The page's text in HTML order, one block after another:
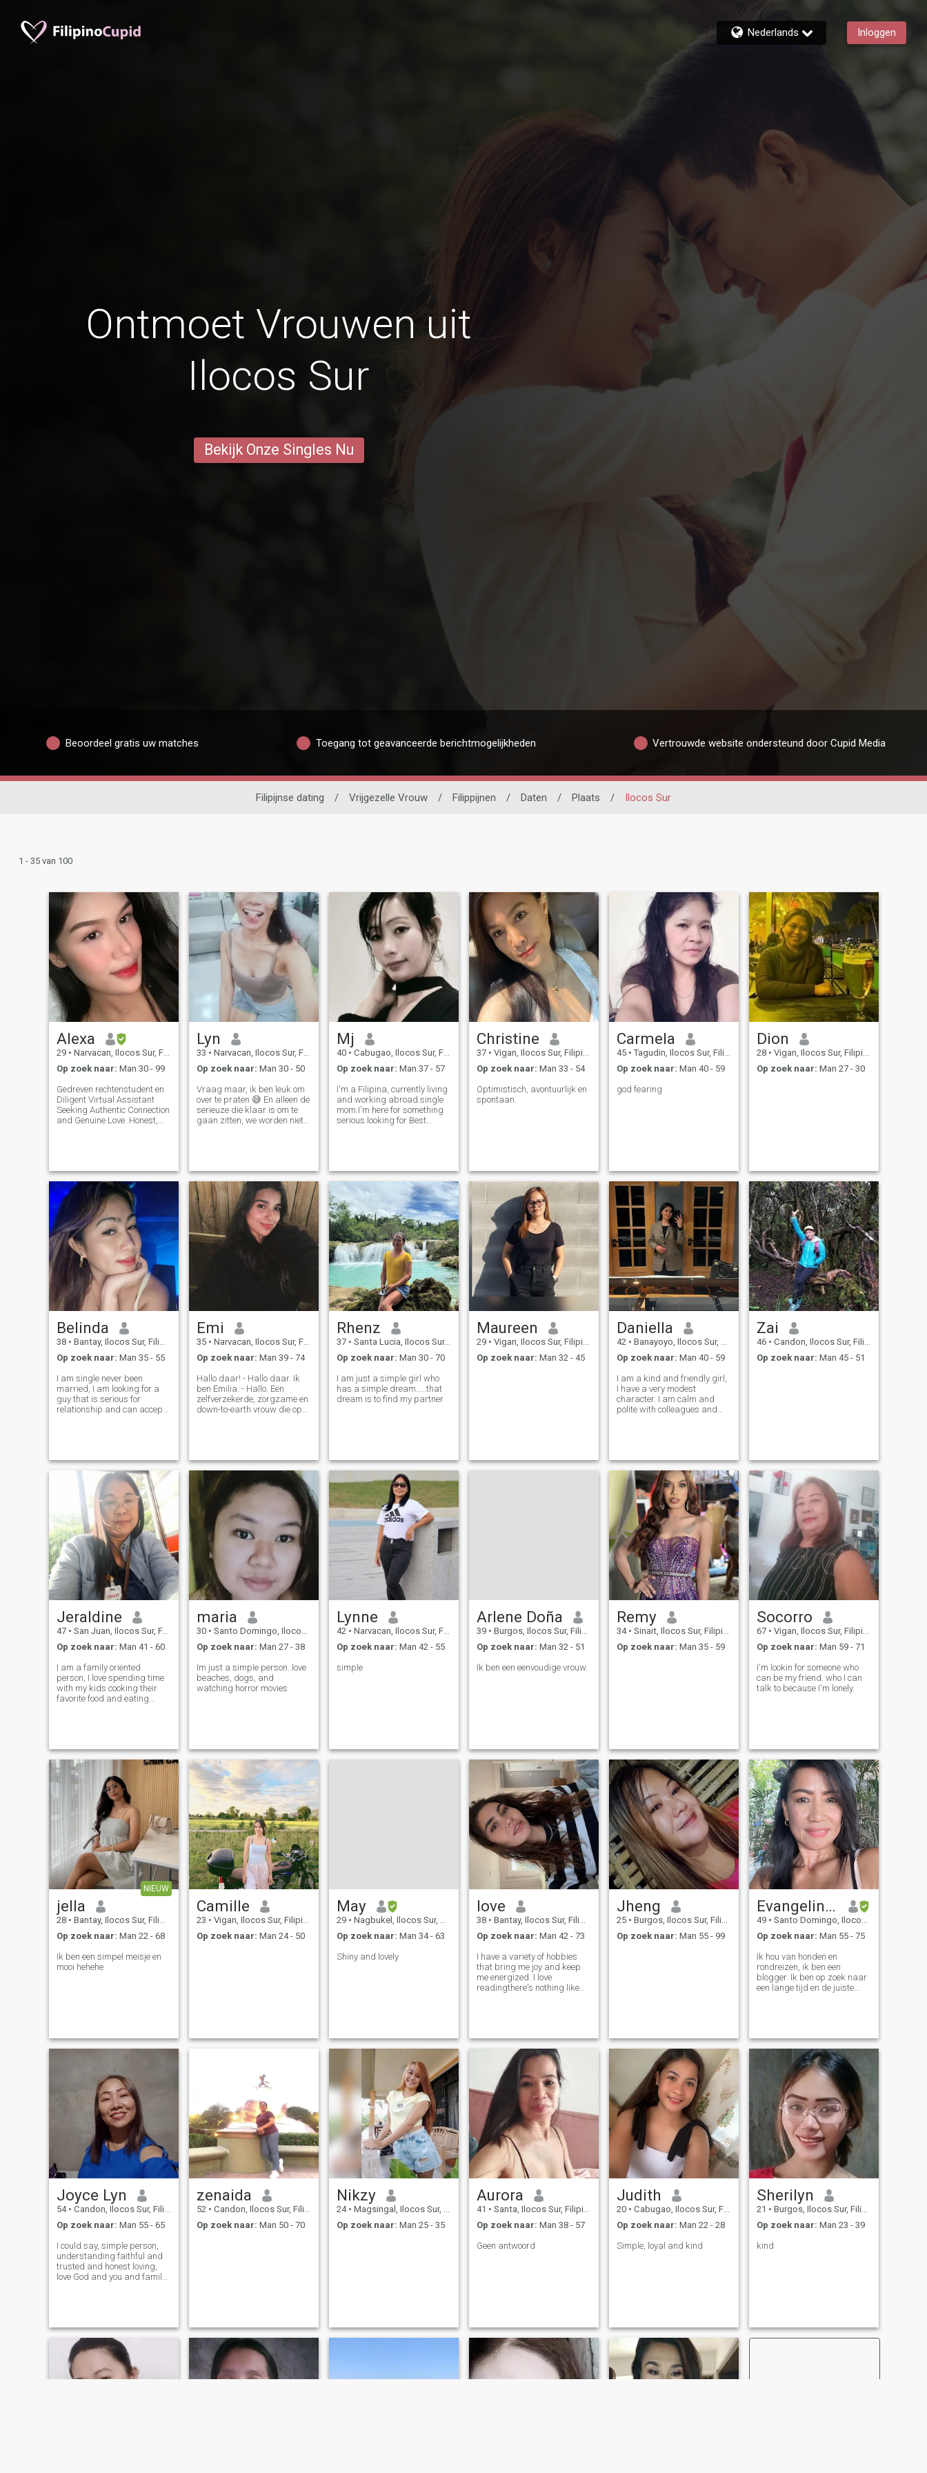
Nederlands Inloggen
Ontmoet Vrouwen uit
Ilocos Sur
Bekijk Onze Singles Nu
Beoordeel gratis uw matches Toegang tot geavanceerde berichtmogelijkheden Vertrouwde website ondersteund door Cupid Media
Filipijnse dating / Vrijgezelle Vrouw / Filippijnen / Daten / Plaats / Ilocos Sur
1 - 35 van 100
Alexa
29 • Narvacan, Ilocos Sur, Filipijnen
Op zoek naar: Man 30 - 99
Gedreven rechtenstudent en
Diligent Virtual Assistant
Seeking Authentic Connection
and Genuine Love. Honest,
Tolerance for Deception \NPS.
Stuur mij geen berichten als
uw profiel niet is geverifieerd.
\Ni wordt gemakkelijk
uitgeschakeld, dus sorry als
ik niet meer reageer
Lyn
33 • Narvacan, Ilocos Sur, Filipijnen
Op zoek naar: Man 30 - 50
Vraag maar, ik ben leuk om
over te praten 😅 En alleen de
serieuze die klaar is om te
gaan zitten, we worden niet
moeite om me te berichten
omdat we allebei onze tijd
verspillen, we kunnen geen
gesprek opbouwen met
slechts 7 letters 😜😅✌🏻
Trouwens, ik gebruik geen
filter, dus wat je ziet is wat je
krijgt haha 😅🤣✌🏻
Mj
40 • Cabugao, Ilocos Sur, Filipijnen
Op zoek naar: Man 37 - 57
I'm a Filipina, currently living
and working abroad.single
mom.I'm here for something
serious.looking for Best
here for games? You'll lost.So
b
Christine
37 • Vigan, Ilocos Sur, Filipijnen
Op zoek naar: Man 33 - 54
Optimistisch, avontuurlijk en
spontaan.
Carmela
45 • Tagudin, Ilocos Sur, Filipijnen
Op zoek naar: Man 40 - 59
god fearing
Dion
28 • Vigan, Ilocos Sur, Filipijnen
Op zoek naar: Man 27 - 30
Belinda
38 • Bantay, Ilocos Sur, Filipijnen
Op zoek naar: Man 35 - 55
I am single never been
married, I am looking for a
guy that is serious for
relationship and can accept
loyal and faithful and can
take good c
Emi
35 • Narvacan, Ilocos Sur, Filipijnen
Op zoek naar: Man 39 - 74
Hallo daar! - Hallo daar. Ik
ben Emilia. - Hallo. Een
zelfverzekerde, zorgzame en
down-to-earth vrouw die op
willen.
Rhenz
37 • Santa Lucia, Ilocos Sur, Filipijnen
Op zoek naar: Man 30 - 70
I am just a simple girl who
has a simple dream.....that
dream is to find my partner
Maureen
29 • Vigan, Ilocos Sur, Filipijnen
Op zoek naar: Man 32 - 45
Daniella
42 • Banayoyo, Ilocos Sur, Filipijnen
Op zoek naar: Man 40 - 59
I am a kind and friendly girl,
I have a very modest
character. I am calm and
polite with colleagues and
I'm looking for my happiness
somew
Zai
46 • Candon, Ilocos Sur, Filipijnen
Op zoek naar: Man 45 - 51
Jeraldine
47 • San Juan, Ilocos Sur, Filipijnen
Op zoek naar: Man 41 - 60
I am a family oriented
person, I love spending time
with my kids cooking their
favorite food and eating
at work I spent my time at
home with my kids
maria
30 • Santo Domingo, Ilocos Sur, Filipijnen
Op zoek naar: Man 27 - 38
Im just a simple person..love
beaches, dogs, and
watching horror movies
Lynne
42 • Narvacan, Ilocos Sur, Filipijnen
Op zoek naar: Man 42 - 55
simple
Arlene Doña
39 • Burgos, Ilocos Sur, Filipijnen
Op zoek naar: Man 32 - 51
Ik ben een eenvoudige vrouw.
Remy
34 • Sinait, Ilocos Sur, Filipijnen
Op zoek naar: Man 35 - 59
Socorro
67 • Vigan, Ilocos Sur, Filipijnen
Op zoek naar: Man 59 - 71
I'm lookin for someone who
can be my friend. who I can
talk to because I'm lonely.
NIEUW
jella
28 • Bantay, Ilocos Sur, Filipijnen
Op zoek naar: Man 22 - 68
Ik ben een simpel meisje en
mooi hehehe
Camille
23 • Vigan, Ilocos Sur, Filipijnen
Op zoek naar: Man 24 - 50
May
29 • Nagbukel, Ilocos Sur, Filipijnen
Op zoek naar: Man 34 - 63
Shiny and lovely
love
38 • Bantay, Ilocos Sur, Filipijnen
Op zoek naar: Man 42 - 73
I have a variety of hobbies
that bring me joy and keep
me energized. I love
readingthere's nothing like
also passionate about
travelingexplorin
Jheng
25 • Burgos, Ilocos Sur, Filipijnen
Op zoek naar: Man 55 - 99
Evangeline tabaco
49 • Santo Domingo, Ilocos Sur, Filipijnen
Op zoek naar: Man 55 - 75
Ik hou van honden en
rondreizen, ik ben een
blogger. Ik ben op zoek naar
een lange tijd en de juiste
Joyce Lyn
54 • Candon, Ilocos Sur, Filipijnen
Op zoek naar: Man 55 - 65
I could say, simple person,
understanding faithful and
trusted and honest loving,
love God and you and family
me!!..peace..✌️
zenaida
52 • Candon, Ilocos Sur, Filipijnen
Op zoek naar: Man 50 - 70
Nikzy
24 • Magsingal, Ilocos Sur, Filipijnen
Op zoek naar: Man 25 - 35
Aurora
41 • Santa, Ilocos Sur, Filipijnen
Op zoek naar: Man 38 - 57
Geen antwoord
Judith
20 • Cabugao, Ilocos Sur, Filipijnen
Op zoek naar: Man 22 - 28
Simple, loyal and kind
Sherilyn
21 • Burgos, Ilocos Sur, Filipijnen
Op zoek naar: Man 23 - 39
kind